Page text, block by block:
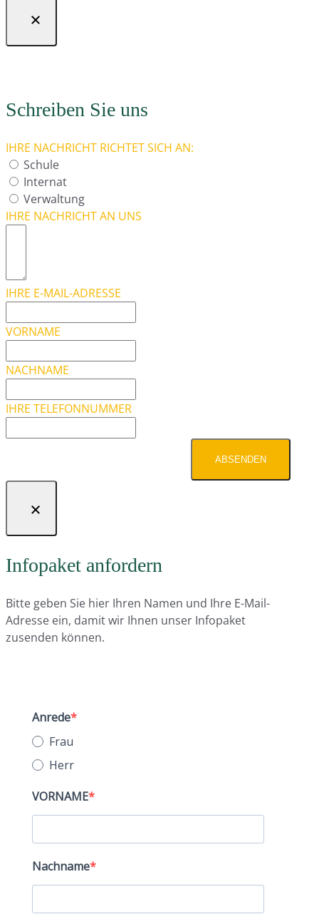
Schreiben Sie uns
IHRE NACHRICHT RICHTET SICH AN:
Schule
Internat
Verwaltung
IHRE NACHRICHT AN UNS
IHRE E-MAIL-ADRESSE
VORNAME
NACHNAME
IHRE TELEFONNUMMER
ABSENDEN
Infopaket anfordern
Bitte geben Sie hier Ihren Namen und Ihre E-Mail-
Adresse ein, damit wir Ihnen unser Infopaket
zusenden können.
Anrede
Frau
Herr
VORNAME
Nachname